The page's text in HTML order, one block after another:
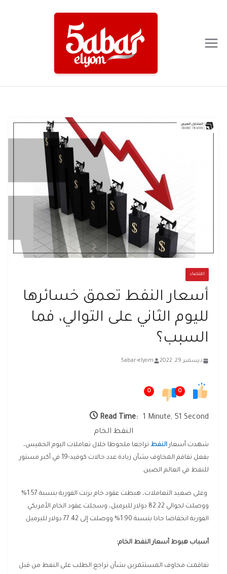
اقتصاد
أسعار النفط تعمق خسائرها
لليوم الثاني على التوالي، فما
السبب؟
ديسمبر 29, 2022 5abar-elyom
0
0
Read Time:
1 Minute, 51 Second
النفط الخام
شهدت أسعار النفط تراجعا ملحوظا خلال تعاملات اليوم الخميس،
بفعل تفاقم المخاوف بشأن زيادة عدد حالات كوفيد-19 في أكبر مستور
للنفط في العالم الصين.
وعلى صعيد التعاملات، هبطت عقود خام برنت الفورية بنسبة 1.57%
ووصلت لحوالي 82.22 دولار للبرميل، وسجلت عقود الخام الأمريكي
الفورية انخفاضا حادا بنسبة 1.90% ووصلت إلى 77.42 دولار للبرميل
.
أسباب هبوط أسعار النفط الخام:
تفاقمت مخاوف المستثمرين بشأن تراجع الطلب على النفط من قبل